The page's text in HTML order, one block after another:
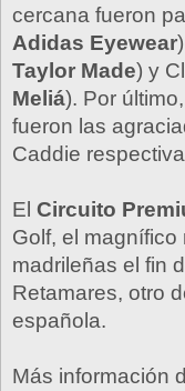
cercana fueron
Adidas Eyewear
Taylor Made) y
Meliá). Por
fueron las
Caddie
El Circuito
Golf, el
madrileñas el fin
Retamares, otro
española.
Más información